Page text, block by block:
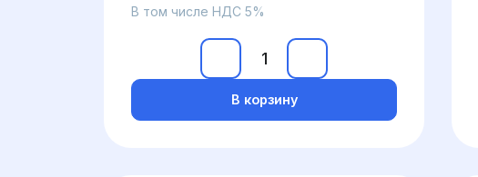
В том числе НДС 5%
В корзину